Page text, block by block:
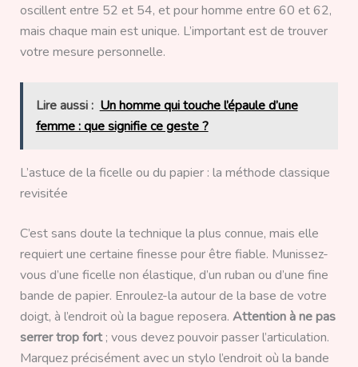
oscillent entre 52 et 54, et pour homme entre 60 et 62,
mais chaque main est unique. L’important est de trouver
votre mesure personnelle.
Lire aussi : Un homme qui touche l’épaule d’une
femme : que signifie ce geste ?
L’astuce de la ficelle ou du papier : la méthode classique
revisitée
C’est sans doute la technique la plus connue, mais elle
requiert une certaine finesse pour être fiable. Munissez-
vous d’une ficelle non élastique, d’un ruban ou d’une fine
bande de papier. Enroulez-la autour de la base de votre
doigt, à l’endroit où la bague reposera. Attention à ne pas
serrer trop fort; vous devez pouvoir passer l’articulation.
Marquez précisément avec un stylo l’endroit où la bande